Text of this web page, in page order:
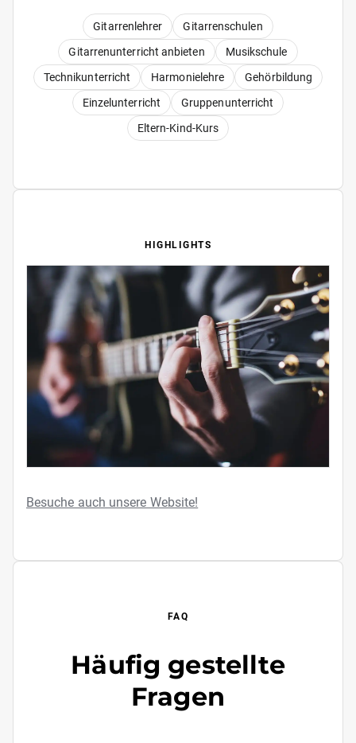
Gitarrenlehrer
Gitarrenschulen
Gitarrenunterricht anbieten
Musikschule
Technikunterricht
Harmonielehre
Gehörbildung
Einzelunterricht
Gruppenunterricht
Eltern-Kind-Kurs
HIGHLIGHTS
Besuche auch unsere Website!
FAQ
Häufig gestellte
Fragen